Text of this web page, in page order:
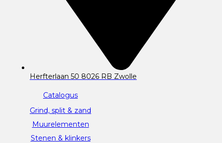
Herfterlaan 50 8026 RB Zwolle
Catalogus
Grind, split & zand
Muurelementen
Stenen & klinkers